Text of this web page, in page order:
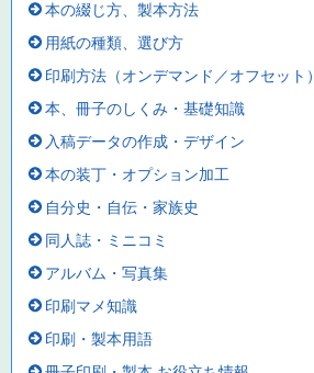
本の綴じ方、製本方法
用紙の種類、選び方
印刷方法（オンデマンド／オフセット）
本、冊子のしくみ・基礎知識
入稿データの作成・デザイン
本の装丁・オプション加工
自分史・自伝・家族史
同人誌・ミニコミ
アルバム・写真集
印刷マメ知識
印刷・製本用語